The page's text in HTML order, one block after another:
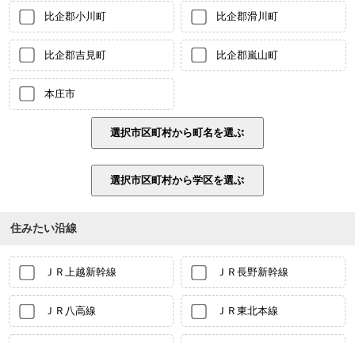
比企郡小川町 比企郡滑川町
比企郡吉見町 比企郡嵐山町
本庄市
住みたい沿線
ＪＲ上越新幹線 ＪＲ長野新幹線
ＪＲ八高線 ＪＲ東北本線